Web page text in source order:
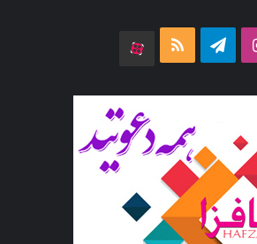
اینستاگرامتلگرام خوراک